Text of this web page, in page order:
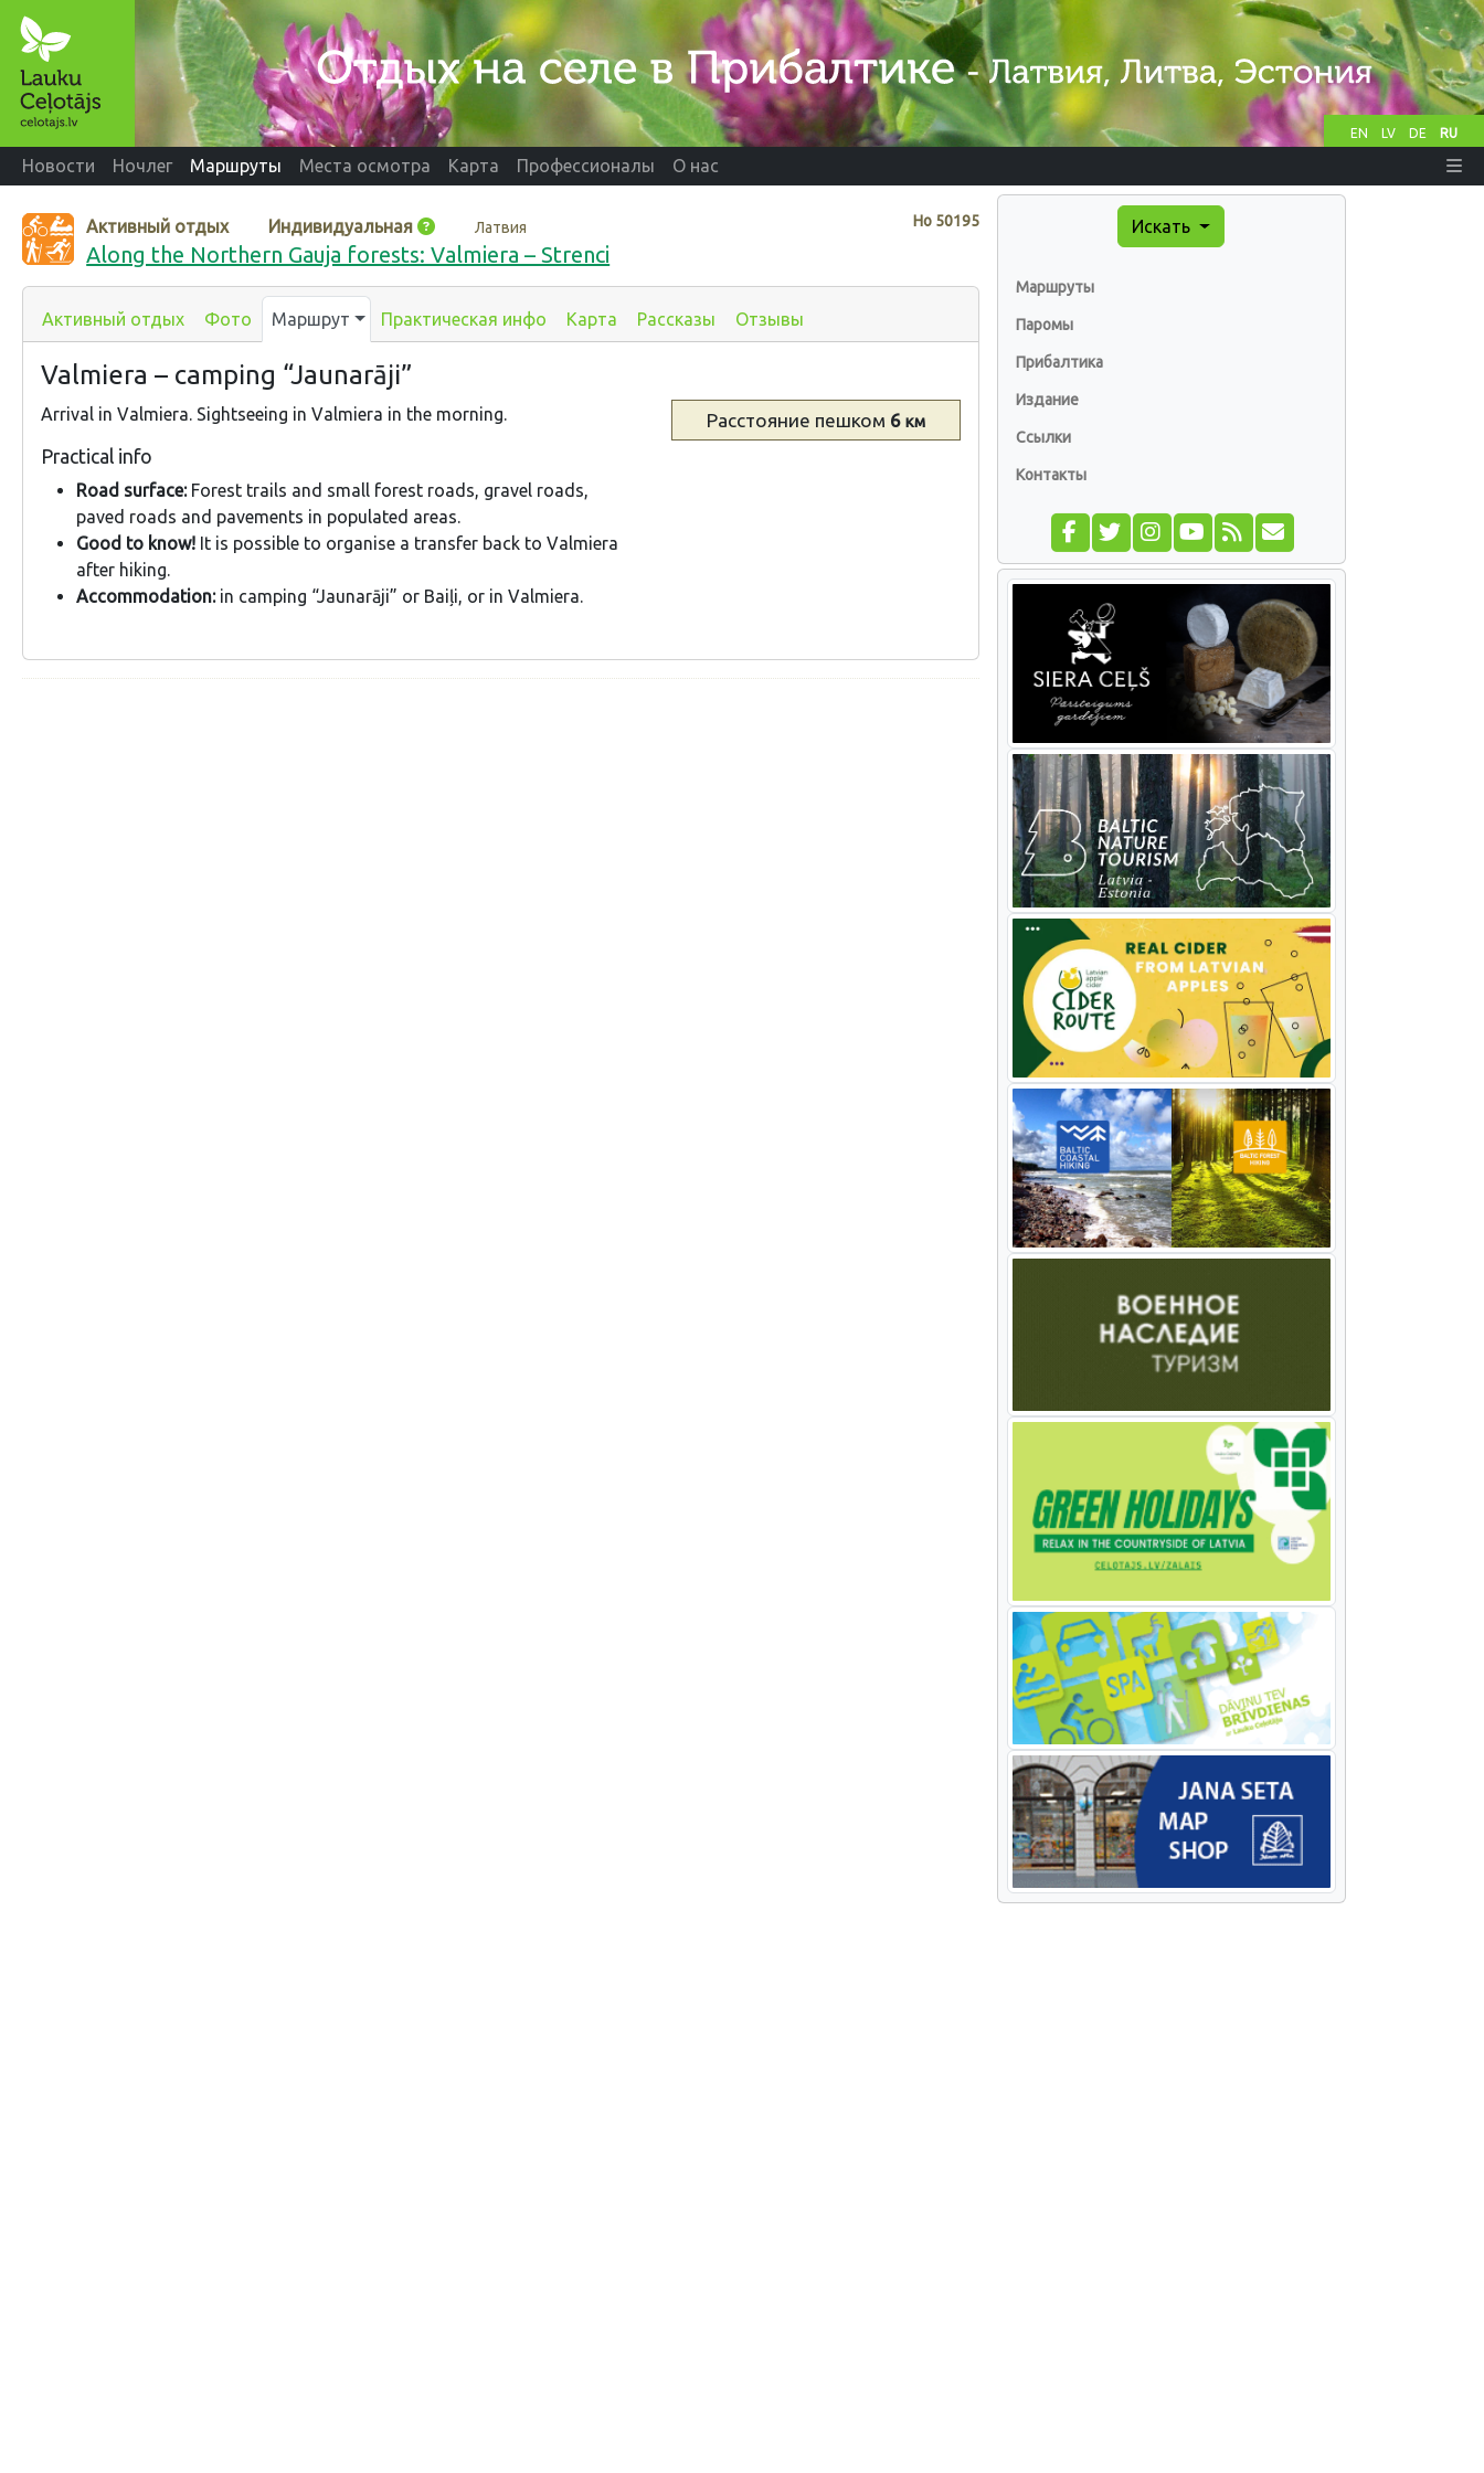
EN LV DE RU
Новости Ночлег Маршруты Места осмотра Карта Профессионалы О нас
Нo 50195
Активный отдых Индивидуальная Латвия
Along the Northern Gauja forests: Valmiera – Strenci
Активный отдых Фото Маршрут Практическая инфо Карта Рассказы Отзывы
Valmiera – camping “Jaunarāji”
Arrival in Valmiera. Sightseeing in Valmiera in the morning.
Practical info
Road surface:Forest trails and small forest roads, gravel roads,
paved roads and pavements in populated areas.
Good to know! It is possible to organise a transfer back to Valmiera
after hiking.
Accommodation:in camping “Jaunarāji” or Baiļi, or in Valmiera.
Расстояние пешком 6км
Искать
Маршруты
Паромы
Прибалтика
Издание
Ссылки
Контакты